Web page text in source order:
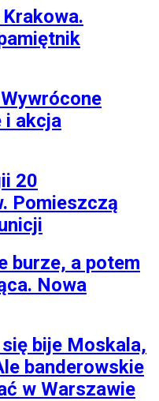
i akcja
20
Pomieszczą
burze, a potem
Nowa
bije Moskala,
banderowskie
w Warszawie